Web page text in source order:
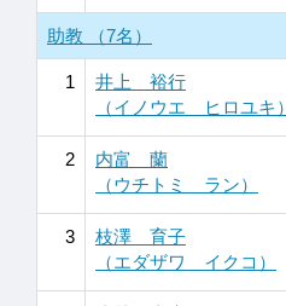
助教 （7名）
1
井上 裕行
（イノウエ ヒロユキ）
2
内富 蘭
（ウチトミ ラン）
3
枝澤 育子
（エダザワ イクコ）